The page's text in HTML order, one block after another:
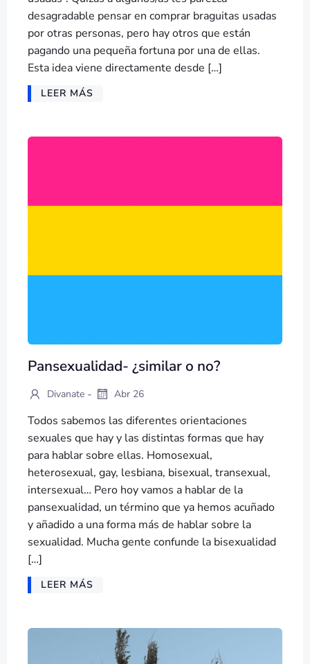
desagradable pensar en comprar braguitas usadas
por otras personas, pero hay otros que están
pagando una pequeña fortuna por una de ellas.
Esta idea viene directamente desde […]
LEER MÁS
Pansexualidad- ¿similar o no?
Divanate - Abr 26
Todos sabemos las diferentes orientaciones
sexuales que hay y las distintas formas que hay
para hablar sobre ellas. Homosexual,
heterosexual, gay, lesbiana, bisexual, transexual,
intersexual… Pero hoy vamos a hablar de la
pansexualidad, un término que ya hemos acuñado
y añadido a una forma más de hablar sobre la
sexualidad. Mucha gente confunde la bisexualidad
[…]
LEER MÁS